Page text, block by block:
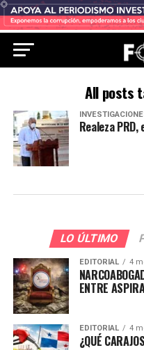
All posts
Realeza
LO ÚLTIMO
EDITORIAL 4
ENTRE
EDITORIAL 4
¿QUÉ